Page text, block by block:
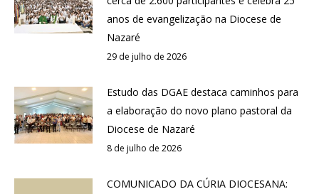
anos de evangelização na Diocese de
Nazaré
29 de julho de 2026
Estudo das DGAE destaca caminhos para
a elaboração do novo plano pastoral da
Diocese de Nazaré
8 de julho de 2026
COMUNICADO DA CÚRIA DIOCESANA: